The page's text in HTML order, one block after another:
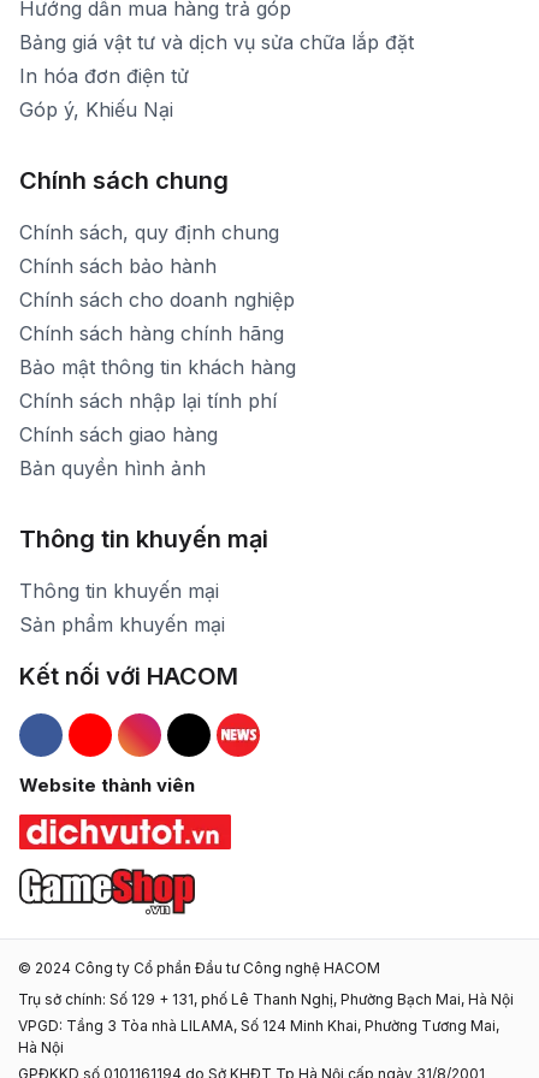
Hướng dẫn mua hàng trả góp
Bảng giá vật tư và dịch vụ sửa chữa lắp đặt
In hóa đơn điện tử
Góp ý, Khiếu Nại
Chính sách chung
Chính sách, quy định chung
Chính sách bảo hành
Chính sách cho doanh nghiệp
Chính sách hàng chính hãng
Bảo mật thông tin khách hàng
Chính sách nhập lại tính phí
Chính sách giao hàng
Bản quyền hình ảnh
Thông tin khuyến mại
Thông tin khuyến mại
Sản phẩm khuyến mại
Kết nối với HACOM
Hacom Facebook
Hacom YouTube
Hacom Instagram
Hacom TikTok
Website thành viên
© 2024 Công ty Cổ phần Đầu tư Công nghệ HACOM
Trụ sở chính: Số 129 + 131, phố Lê Thanh Nghị, Phường Bạch Mai, Hà Nội
VPGD: Tầng 3 Tòa nhà LILAMA, Số 124 Minh Khai, Phường Tương Mai,
Hà Nội
GPĐKKD số 0101161194 do Sở KHĐT Tp Hà Nội cấp ngày 31/8/2001